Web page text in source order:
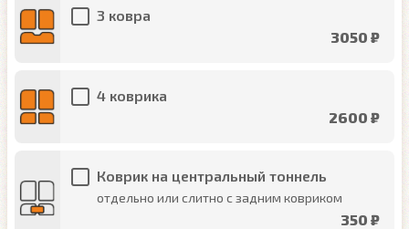
3 ковра
3050 ₽
4 коврика
2600 ₽
Коврик на центральный тоннель
отдельно или слитно с задним ковриком
350 ₽